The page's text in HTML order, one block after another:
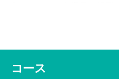
各コースでは各業界で活
インターネット学習
コース